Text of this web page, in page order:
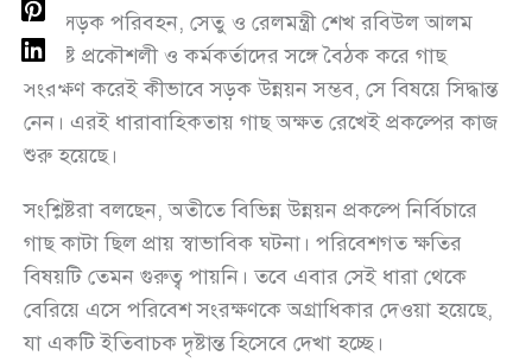
পরে সড়ক পরিবহন, সেতু ও রেলমন্ত্রী শেখ রবিউল আলম
সংশ্লিষ্ট প্রকৌশলী ও কর্মকর্তাদের সঙ্গে বৈঠক করে গাছ
সংরক্ষণ করেই কীভাবে সড়ক উন্নয়ন সম্ভব, সে বিষয়ে সিদ্ধান্ত
নেন। এরই ধারাবাহিকতায় গাছ অক্ষত রেখেই প্রকল্পের কাজ
শুরু হয়েছে।
সংশ্লিষ্টরা বলছেন, অতীতে বিভিন্ন উন্নয়ন প্রকল্পে নির্বিচারে
গাছ কাটা ছিল প্রায় স্বাভাবিক ঘটনা। পরিবেশগত ক্ষতির
বিষয়টি তেমন গুরুত্ব পায়নি। তবে এবার সেই ধারা থেকে
বেরিয়ে এসে পরিবেশ সংরক্ষণকে অগ্রাধিকার দেওয়া হয়েছে,
যা একটি ইতিবাচক দৃষ্টান্ত হিসেবে দেখা হচ্ছে।